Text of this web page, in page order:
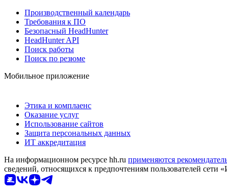
Производственный календарь
Требования к ПО
Безопасный HeadHunter
HeadHunter API
Поиск работы
Поиск по резюме
Мобильное приложение
Этика и комплаенс
Оказание услуг
Использование сайтов
Защита персональных данных
ИТ аккредитация
На информационном ресурсе hh.ru применяются
сведений, относящихся к предпочтениям пользователей